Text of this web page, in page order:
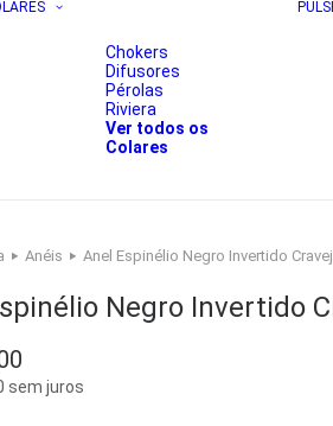
Chokers
Difusores
Pérolas
Riviera
Ver todos os
Colares
Anéis Anel Espinélio Negro Invertido
Negro Invertido
sem juros